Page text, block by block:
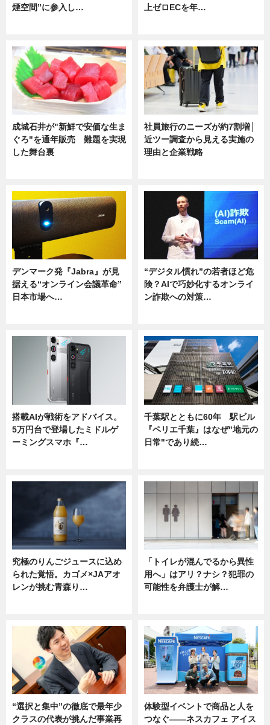
煙空間”に参入し…
上ゼロECを年…
成城石井が"新鮮で安価な生ま
ぐろ"を通年販売 難題を実現
した舞台裏
社員旅行のニーズが約7割増│
近ツー調査から見える実施の
理由と企業戦略
デンマーク発『Jabra』が見
据える“オンライン会議革命”
日本市場へ…
“デジタル慣れ”の若者ほど危
険？AIで巧妙化するオンライ
ン詐欺への対策…
搭載AIが戦術をアドバイス。
5万円台で登場したミドルゲ
ーミングスマホ『…
千葉駅とともに60年 駅ビル
『ペリエ千葉』はなぜ"地元の
日常"であり続…
究極のりんごジュースに込め
られた覚悟。カゴメ×JAアオ
レンが挑む青森り…
「トイレが混んでるから異性
用へ」はアリ？ナシ？犯罪の
可能性を弁護士が解…
“選択と集中”の徹底で最年少
クラスの代表が挑んだ事業再
体験型イベントで商品と人を
つなぐ――ネスカフェ アイス